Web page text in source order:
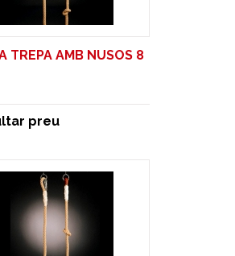
TREPA AMB NUSOS 8
preu